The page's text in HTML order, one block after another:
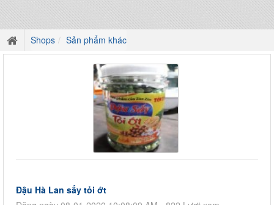
Shops Sản phẩm khác
Đậu Hà Lan sấy tỏi ớt